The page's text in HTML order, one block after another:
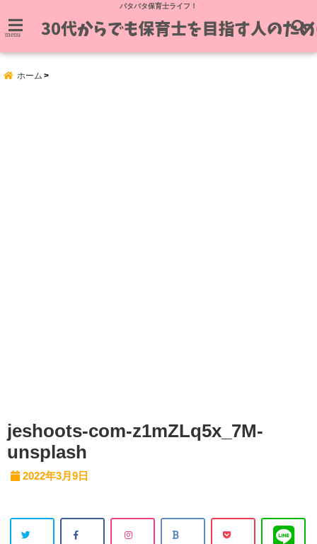
バタバタ保育士ライフ！
menu
ホーム
jeshoots-com-z1mZLq5x_7M-
unsplash
2022年3月9日